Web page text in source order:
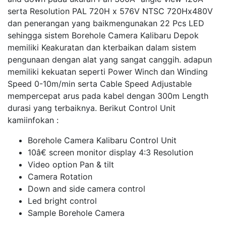
serta Resolution PAL 720H x 576V NTSC 720Hx480V
dan penerangan yang baikmengunakan 22 Pcs LED
sehingga sistem Borehole Camera Kalibaru Depok
memiliki Keakuratan dan kterbaikan dalam sistem
pengunaan dengan alat yang sangat canggih. adapun
memiliki kekuatan seperti Power Winch dan Winding
Speed 0-10m/min serta Cable Speed Adjustable
mempercepat arus pada kabel dengan 300m Length
durasi yang terbaiknya. Berikut Control Unit
kamiinfokan :
Borehole Camera Kalibaru Control Unit
10â€ screen monitor display 4:3 Resolution
Video option Pan & tilt
Camera Rotation
Down and side camera control
Led bright control
Sample Borehole Camera